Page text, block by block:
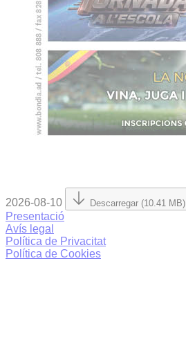
2026-08-10 Descarregar (10.41 MB)
Presentació
Avís legal
Política de Privacitat
Política de Cookies